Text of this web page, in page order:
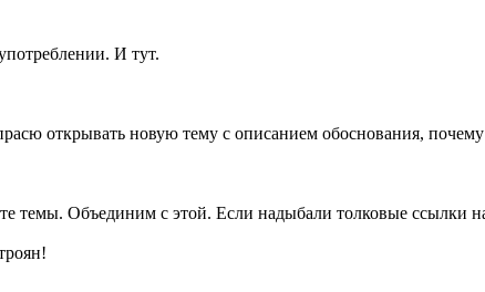
И тут.
открывать новую тему с описанием обоснования,
темы. Объединим с этой. Если надыбали толковые ссылки